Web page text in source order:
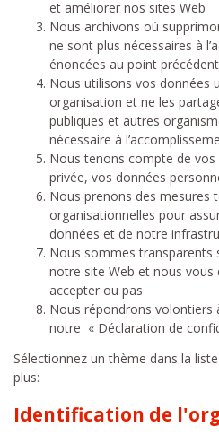
et améliorer nos sites Web
Nous archivons où
ne sont plus nécessaires à
énoncées au point précédent
Nous utilisons vos données
organisation et ne les
publiques et autres
nécessaire à
Nous tenons compte de
privée, vos données
Nous prenons des mesures
organisationnelles pour
données et de notre
Nous sommes transparents
notre site Web et nous vous
accepter ou pas
Nous répondrons volontiers
notre « Déclaration de
Sélectionnez un thème dans la
plus:
Identification de